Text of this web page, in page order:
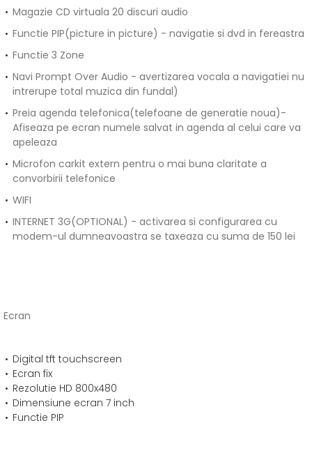
Magazie CD virtuala 20 discuri audio
Functie PIP(picture in picture) - navigatie si dvd in fereastra
Functie 3 Zone
Navi Prompt Over Audio - avertizarea vocala a navigatiei nu
intrerupe total muzica din fundal)
Preia agenda telefonica(telefoane de generatie noua)-
Afiseaza pe ecran numele salvat in agenda al celui care va
apeleaza
Microfon carkit extern pentru o mai buna claritate a
convorbirii telefonice
WIFI
INTERNET 3G(OPTIONAL) - activarea si configurarea cu
modem-ul dumneavoastra se taxeaza cu suma de 150 lei
Ecran
Digital tft touchscreen
Ecran fix
Rezolutie HD 800x480
Dimensiune ecran 7 inch
Functie PIP